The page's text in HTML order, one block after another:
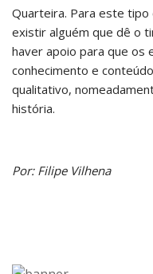
Quarteira. Para este
existir alguém que dê o
haver apoio para que os
conhecimento e
qualitativo,
história.
Por: Filipe Vilhena